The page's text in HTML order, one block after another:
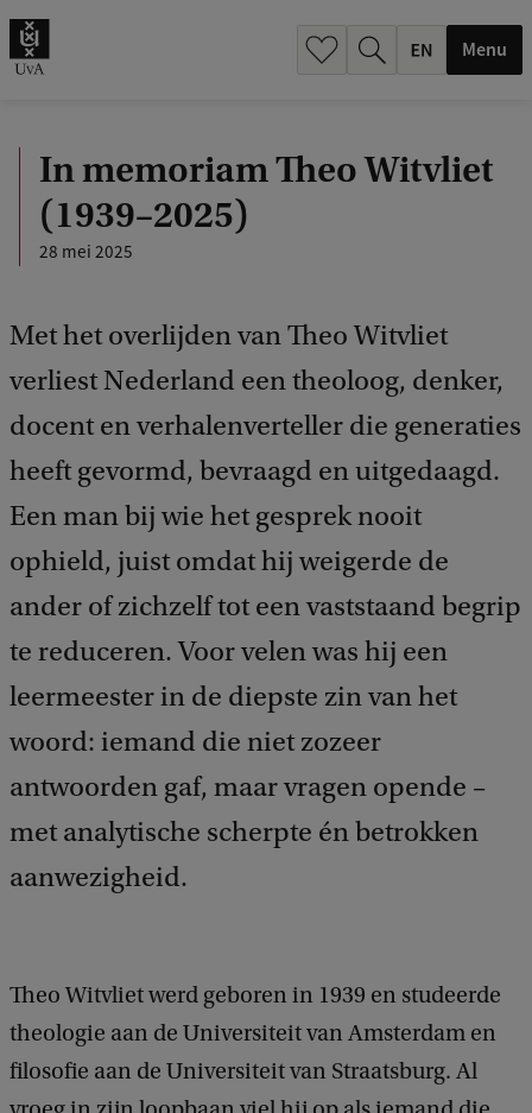
Menu
In memoriam Theo Witvliet
(1939–2025)
28 mei 2025
Met het overlijden van Theo Witvliet
verliest Nederland een theoloog, denker,
docent en verhalenverteller die generaties
heeft gevormd, bevraagd en uitgedaagd.
Een man bij wie het gesprek nooit
ophield, juist omdat hij weigerde de
ander of zichzelf tot een vaststaand begrip
te reduceren. Voor velen was hij een
leermeester in de diepste zin van het
woord: iemand die niet zozeer
antwoorden gaf, maar vragen opende –
met analytische scherpte én betrokken
aanwezigheid.
Theo Witvliet werd geboren in 1939 en studeerde
theologie aan de Universiteit van Amsterdam en
filosofie aan de Universiteit van Straatsburg. Al